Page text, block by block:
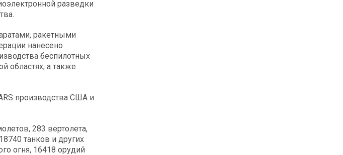
разведки
ракетными
нанесено
беспилотных
областях, а также
производства США и
283 вертолета,
танков и других
огня, 16418 орудий